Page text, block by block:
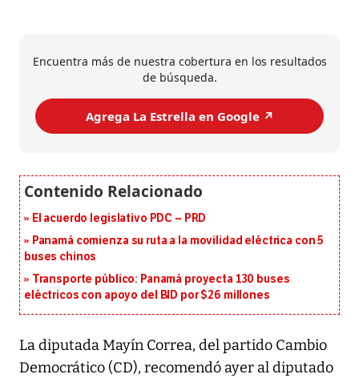
Encuentra más de nuestra cobertura en los resultados
de búsqueda.
Agrega La Estrella en Google ↗️
El acuerdo legislativo PDC – PRD
Panamá comienza su ruta a la movilidad eléctrica con 5
buses chinos
Transporte público: Panamá proyecta 130 buses
eléctricos con apoyo del BID por $26 millones
La diputada Mayín Correa, del partido Cambio
Democrático (CD), recomendó ayer al diputado